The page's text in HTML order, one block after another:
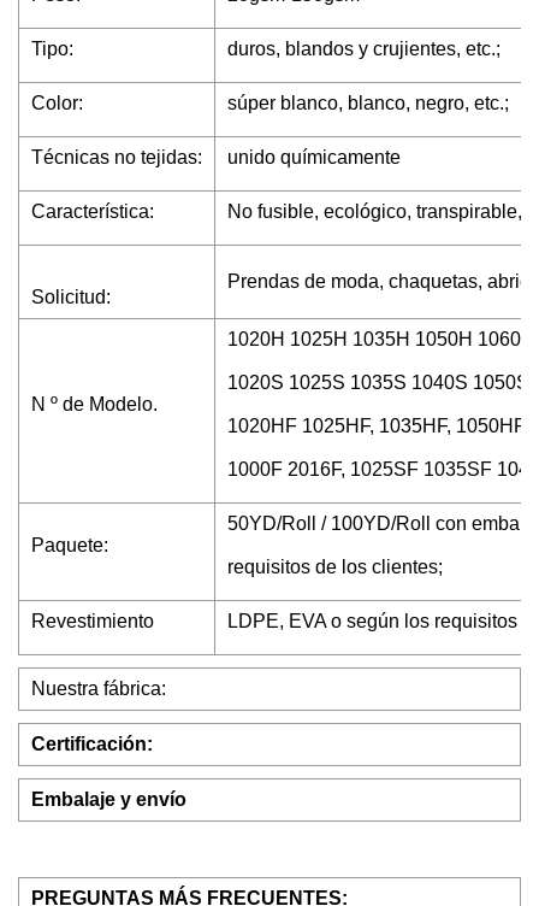
Tipo: duros, blandos y crujientes, etc.;
Color: súper blanco, blanco, negro, etc.;
Técnicas no tejidas: unido químicamente
Característica: No fusible, ecológico, transpirable,
Solicitud:
Prendas de moda, chaquetas,
N º de Modelo.
1020H 1025H 1035H 1050H
1020S 1025S 1035S 1040S 1050S
1020HF 1025HF, 1035HF, 1050HF,
1000F 2016F, 1025SF 1035SF
Paquete:
50YD/Roll / 100YD/Roll con
requisitos de los clientes;
Revestimiento LDPE, EVA o según los requisitos
Nuestra fábrica:
Certificación:
Embalaje y envío
PREGUNTAS MÁS FRECUENTES: